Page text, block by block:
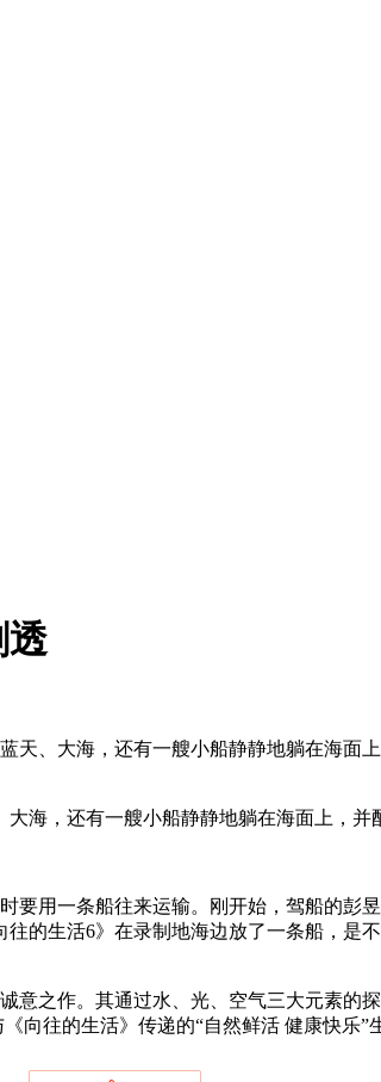
透
大海，还有一艘小船静静地躺在海面
，还有一艘小船静静地躺在海面上，并
一条船往来运输。刚开始，驾船的彭
的生活6》在录制地海边放了一条船，是
作。其通过水、光、空气三大元素的
向往的生活》传递的“自然鲜活 健康快乐”